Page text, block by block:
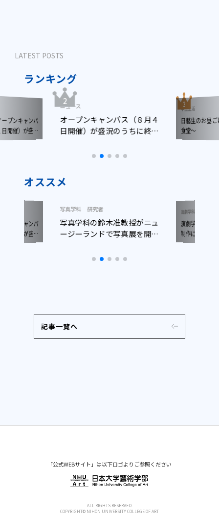
LATEST POSTS
ランキング
プンキャンパ
開催）が盛況
ました
ニュース
オープンキャンパス（８月４
日開催）が盛況のうちに終了
学生生活
日藝生のお昼
食堂～
オススメ
プンキャンパ
開催）が盛況
写真学科 研究者
写真学科の鈴木准教授がニュ
ージーランドで写真展を開催
演劇学科
演劇学科生が
制作に参加！
記事一覧へ
「公式WEBサイト」は以下ロゴよりご参照ください
ALL RIGHTS RESERVED.
COPYRIGHT© NIHON UNIVERSITY COLLEGE OF ART